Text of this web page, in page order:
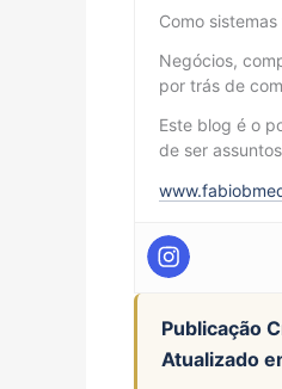
Como
Negócios,
por trás de
Este blog é o
de ser
Publicação
Atualizado